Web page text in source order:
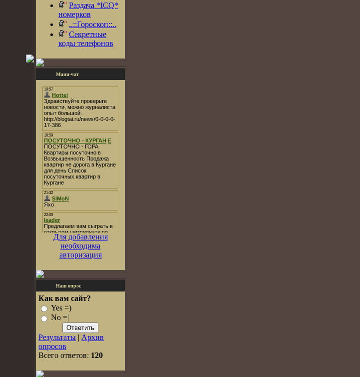
Раздача *ICQ*
номерков
..::Гороскоп::..
Секретные
коды телефонов
Мини-чат
Для добавления
необходима
авторизация
Наш опрос
Как вам сайт?
Yes =)
No =|
Результаты | Архив
опросов
Всего ответов: 120